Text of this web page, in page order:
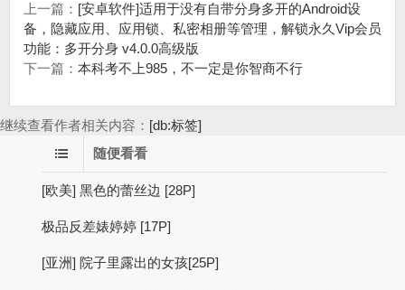
上一篇： [安卓软件]适用于没有自带分身多开的Android设
备，隐藏应用、应用锁、私密相册等管理，解锁永久Vip会员
功能：多开分身 v4.0.0高级版
下一篇： 本科考不上985，不一定是你智商不行
继续查看作者相关内容： [db:标签]
随便看看
[欧美] 黑色的蕾丝边 [28P]
极品反差婊婷婷 [17P]
[亚洲] 院子里露出的女孩[25P]